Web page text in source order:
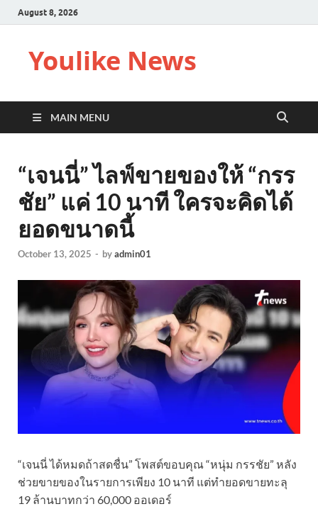
August 8, 2026
Youlike News
MAIN MENU
“เจนนี่” ไลฟ์ขายของให้ “กรร
ชัย” แค่ 10 นาที ใครจะคิดได้
ยอดขนาดนี้
October 13, 2025 - byadmin01
“เจนนี่ ได้หมดถ้าสดชื่น” โพสต์ขอบคุณ “หนุ่ม กรรชัย” หลัง
ช่วยขายของในรายการเพียง 10 นาที แต่ทำยอดขายทะลุ
19 ล้านบาทกว่า 60,000 ออเดอร์